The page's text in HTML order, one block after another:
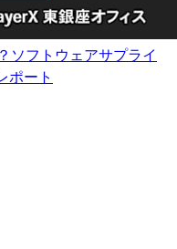
ソフトウェアサプライ
ポート